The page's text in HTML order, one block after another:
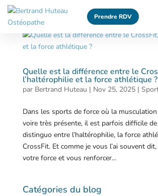
Quelle est la différence entre le
l’haltérophilie et la force athlétique ?
par Bertrand Huteau | Nov 25, 2025|
Dans les sports de force où la
voire très présente, il est parfois difficile
distinguo entre l’haltérophilie, la force
CrossFit. Et comme je vous l’ai souvent
votre force et vous renforcer...
Catégories du blog
Prendre RDV